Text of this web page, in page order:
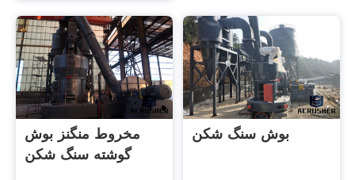
مخروط منگنز بوش
گوشته سنگ شکن
بوش سنگ شکن